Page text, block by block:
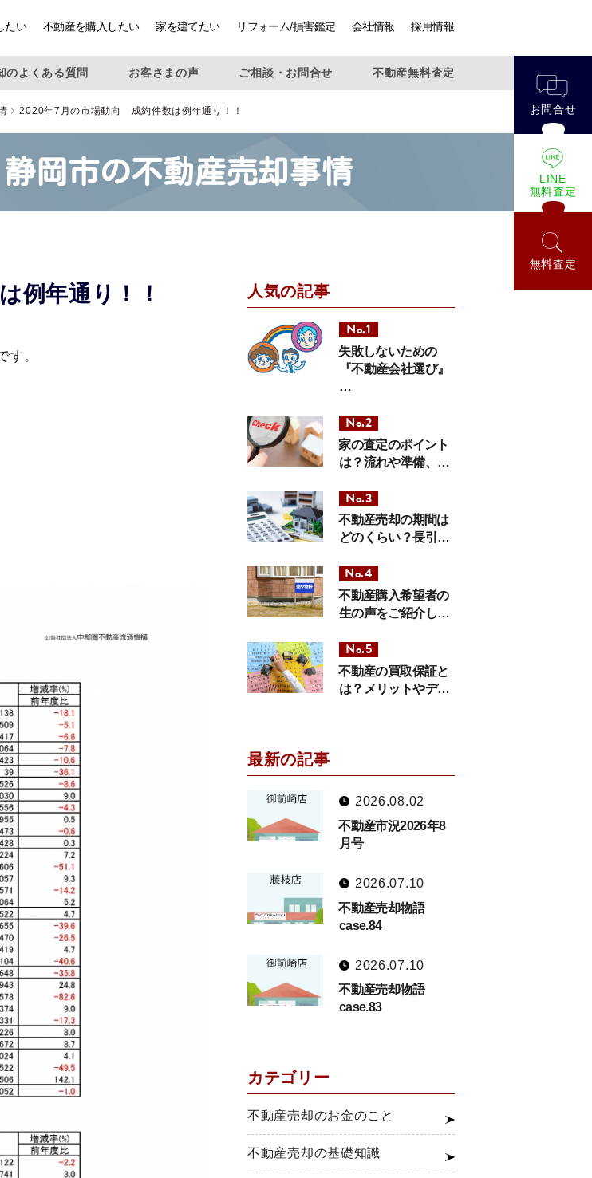
たい 不動産を購入したい 家を建てたい リフォーム/損害鑑定 会社情報 採用情報
お問合せ
LINE
無料査定
無料査定
のよくある質問 お客さまの声 ご相談・お問合せ 不動産無料査定
2020年7月の市場動向 成約件数は例年通り！！
静岡市の不動産売却事情
例年通り！！
。
人気の記事
失敗しないための
『不動産会社選び』
…
家の査定のポイント
は？流れや準備、…
不動産売却の期間は
どのくらい？長引…
不動産購入希望者の
生の声をご紹介し…
不動産の買取保証と
は？メリットやデ…
最新の記事
2026.08.02
不動産市況2026年8
月号
2026.07.10
不動産売却物語
case.84
2026.07.10
不動産売却物語
case.83
カテゴリー
不動産売却のお金のこと
不動産売却の基礎知識